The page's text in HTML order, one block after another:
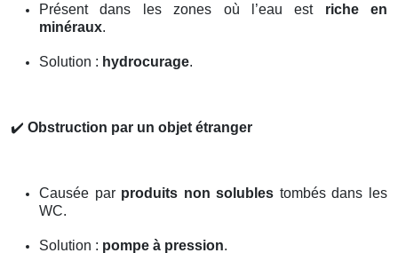
Présent dans les zones où l’eau est riche en
minéraux.
Solution : hydrocurage.
✔️ Obstruction par un objet étranger
Causée par produits non solubles tombés dans les
WC.
Solution : pompe à pression.